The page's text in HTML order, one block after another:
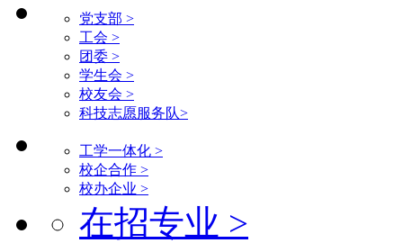
党支部 >
工会 >
团委 >
学生会 >
校友会 >
科技志愿服务队>
工学一体化 >
校企合作 >
校办企业 >
在招专业 >